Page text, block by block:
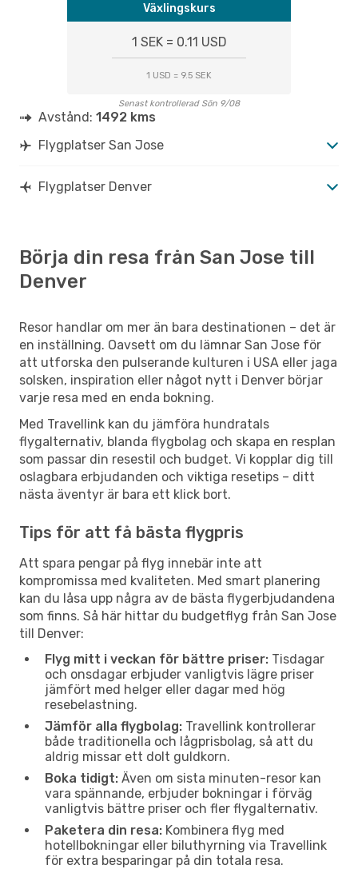
Växlingskurs
1 SEK = 0.11 USD
1 USD = 9.5 SEK
Senast kontrollerad Sön 9/08
Avstånd: 1492 kms
Flygplatser San Jose
Flygplatser Denver
Börja din resa från San Jose till
Denver
Resor handlar om mer än bara destinationen – det är
en inställning. Oavsett om du lämnar San Jose för
att utforska den pulserande kulturen i USA eller jaga
solsken, inspiration eller något nytt i Denver börjar
varje resa med en enda bokning.
Med Travellink kan du jämföra hundratals
flygalternativ, blanda flygbolag och skapa en resplan
som passar din resestil och budget. Vi kopplar dig till
oslagbara erbjudanden och viktiga resetips – ditt
nästa äventyr är bara ett klick bort.
Tips för att få bästa flygpris
Att spara pengar på flyg innebär inte att
kompromissa med kvaliteten. Med smart planering
kan du låsa upp några av de bästa flygerbjudandena
som finns. Så här hittar du budgetflyg från San Jose
till Denver:
Flyg mitt i veckan för bättre priser: Tisdagar
och onsdagar erbjuder vanligtvis lägre priser
jämfört med helger eller dagar med hög
resebelastning.
Jämför alla flygbolag: Travellink kontrollerar
både traditionella och lågprisbolag, så att du
aldrig missar ett dolt guldkorn.
Boka tidigt: Även om sista minuten-resor kan
vara spännande, erbjuder bokningar i förväg
vanligtvis bättre priser och fler flygalternativ.
Paketera din resa: Kombinera flyg med
hotellbokningar eller biluthyrning via Travellink
för extra besparingar på din totala resa.